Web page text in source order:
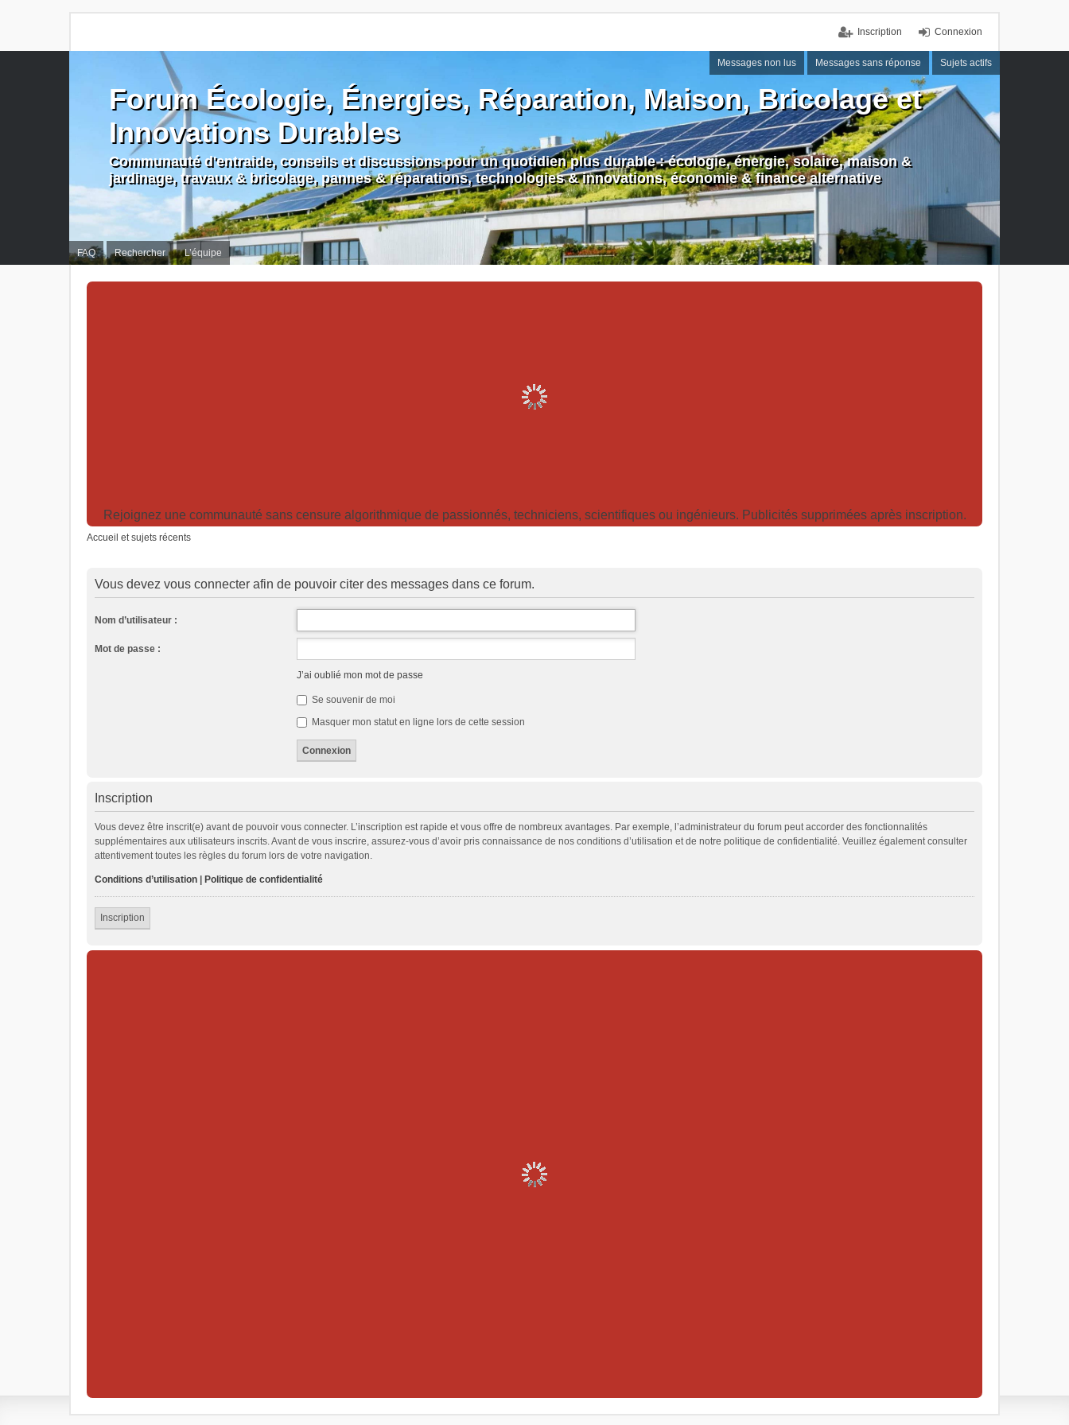
Connexion
Inscription
Messages non lus Messages sans réponse Sujets actifs
FAQ Rechercher L’équipe
Forum Écologie, Énergies, Réparation, Maison, Bricolage et
Innovations Durables
Communauté d'entraide, conseils et discussions pour un quotidien plus durable : écologie, énergie, solaire, maison &
jardinage, travaux & bricolage, pannes & réparations, technologies & innovations, économie & finance alternative
Rejoignez une communauté sans censure algorithmique de passionnés, techniciens, scientifiques ou ingénieurs. Publicités supprimées après inscription.
Accueil et sujets récents
Vous devez vous connecter afin de pouvoir citer des messages dans ce forum.
Nom d’utilisateur :
Mot de passe :
J’ai oublié mon mot de passe
Se souvenir de moi
Masquer mon statut en ligne lors de cette session
Inscription
Vous devez être inscrit(e) avant de pouvoir vous connecter. L’inscription est rapide et vous offre de nombreux avantages. Par exemple, l’administrateur du forum peut accorder des fonctionnalités
supplémentaires aux utilisateurs inscrits. Avant de vous inscrire, assurez-vous d’avoir pris connaissance de nos conditions d’utilisation et de notre politique de confidentialité. Veuillez également consulter
attentivement toutes les règles du forum lors de votre navigation.
Conditions d’utilisation Politique de confidentialité
Inscription